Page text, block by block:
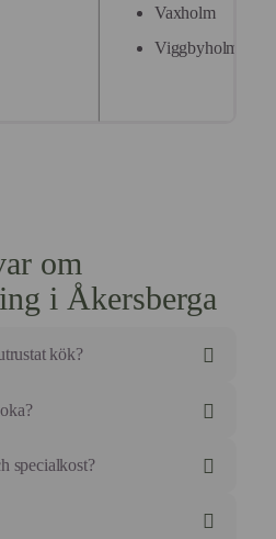
Vaxholm
Viggbyholm
om
i Åkersberga
kök?
affärsluncher är vi helt
till mitten av
i Åkersberga, särskilt för
specialkost?
alternativ för